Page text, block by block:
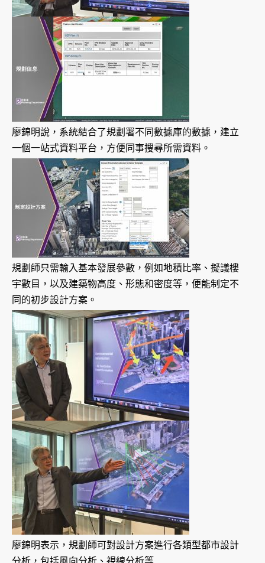
廖錦明說，系統結合了規劃署不同數據庫的數據，建立
一個一站式資料平台，方便同事搜尋所需資料。
規劃師只需輸入基本發展參數，例如地積比率、擬議樓
宇數目，以及建築物高度、形態和密度等，便能制定不
同的初步設計方案。
廖錦明表示，規劃師可對設計方案進行各類型都市設計